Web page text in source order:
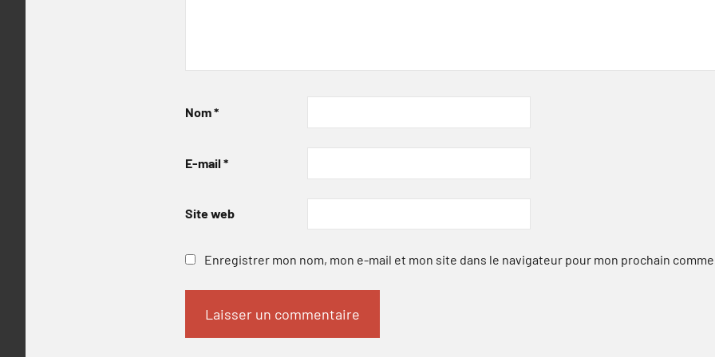
Nom*
E-mail *
Site web
Enregistrer mon nom, mon e-mail et mon site dans le navigateur pour mon prochain